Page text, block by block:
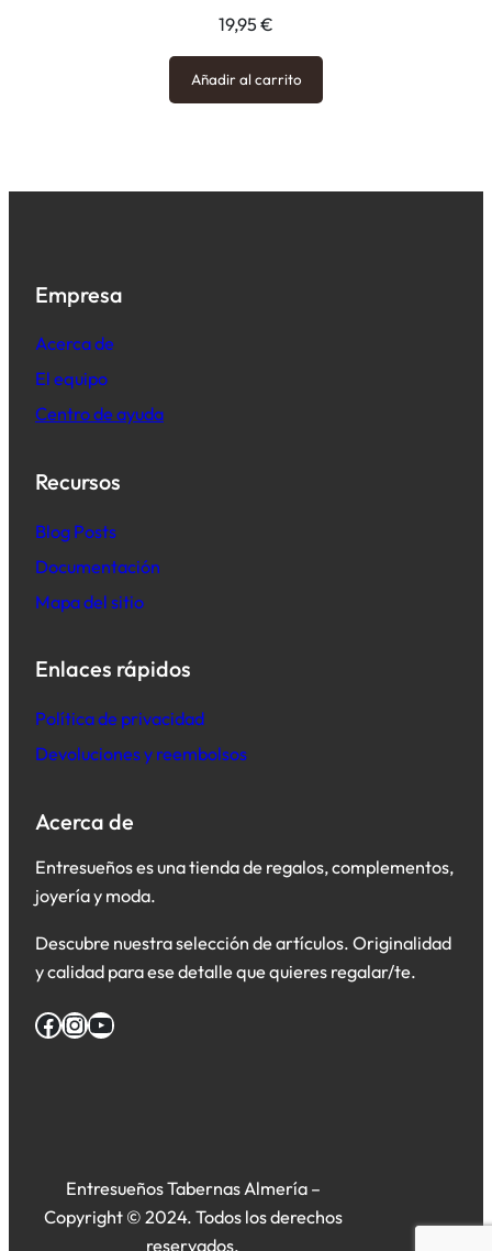
19,95€
Añadir al carrito
Empresa
Acerca de
El equipo
Centro de ayuda
Recursos
Blog Posts
Documentación
Mapa del sitio
Enlaces rápidos
Política de privacidad
Devoluciones y reembolsos
Acerca de
Entresueños es una tienda de regalos, complementos,
joyería y moda.
Descubre nuestra selección de artículos. Originalidad
y calidad para ese detalle que quieres regalar/te.
Facebook InstagramYouTube
Entresueños Tabernas Almería –
Copyright © 2024. Todos los derechos
reservados.